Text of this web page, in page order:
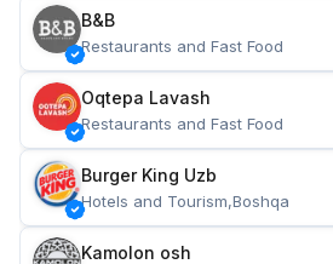
B&B
Restaurants and Fast Food
Oqtepa Lavash
Restaurants and Fast Food
Burger King Uzb
Hotels and Tourism,Boshqa
Kamolon osh